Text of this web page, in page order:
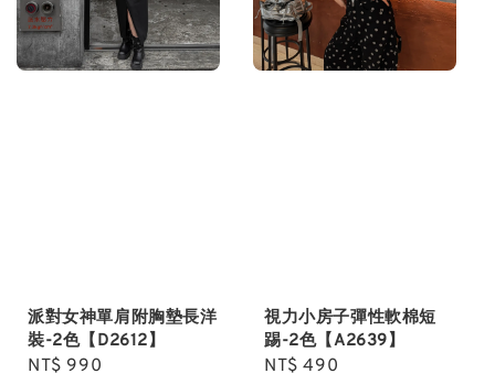
派對女神單肩附胸墊長洋
裝-2色【D2612】
Regular
NT$ 990
視力小房子彈性軟棉短
踢-2色【A2639】
Regular
NT$ 490